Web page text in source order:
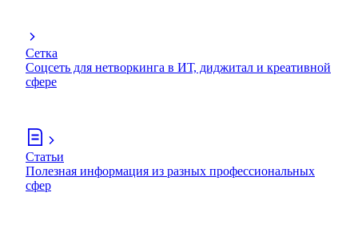
Сетка
Соцсеть для нетворкинга в ИТ, диджитал и креативной
сфере
Статьи
Полезная информация из разных профессиональных
сфер